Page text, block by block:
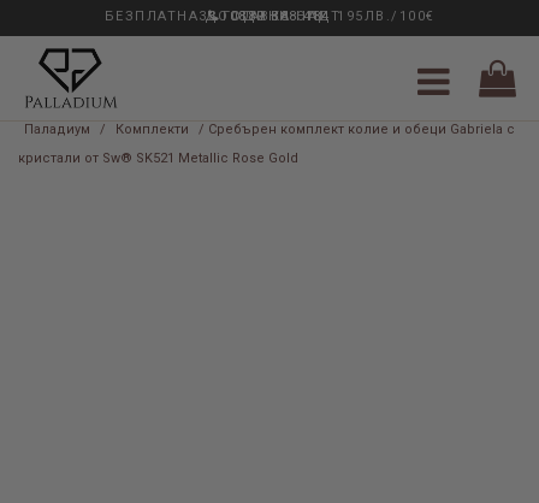
33 ГОДИНИ ОПИТ
БЕЗПЛАТНА ДОСТАВКА НАД 195ЛВ./100€
0889 888 484
Паладиум / Комплекти
/ Сребърен комплект колие и обеци Gabriela с
кристали от Sw® SK521 Metallic Rose Gold